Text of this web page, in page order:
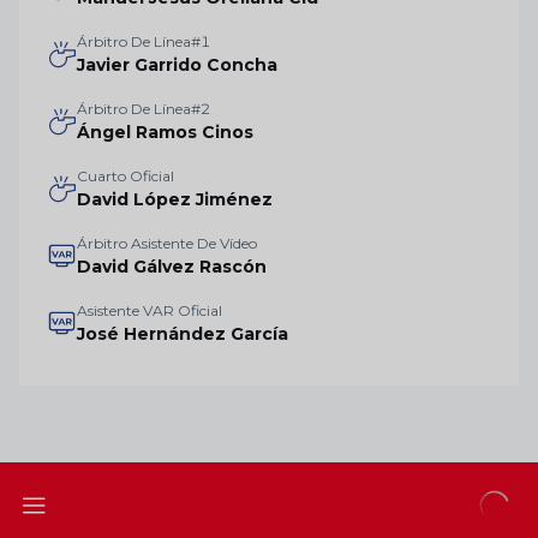
Árbitro De Línea#1
Javier Garrido Concha
Árbitro De Línea#2
Ángel Ramos Cinos
Cuarto Oficial
David López Jiménez
Árbitro Asistente De Vídeo
David Gálvez Rascón
Asistente VAR Oficial
José Hernández García